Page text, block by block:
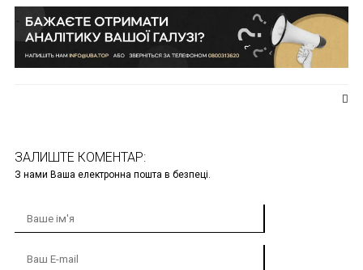
ЗАЛИШТЕ КОМЕНТАР:
З нами Ваша електронна пошта в безпеці.